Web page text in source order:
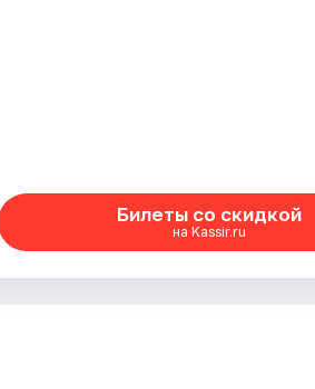
Билеты со скидкой
на Kassir.ru